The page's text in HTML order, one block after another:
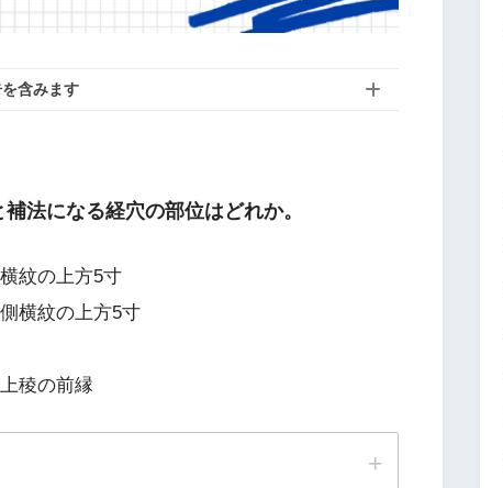
含みます
法になる経穴の部位はどれか。
紋の上方5寸
横紋の上方5寸
稜の前縁